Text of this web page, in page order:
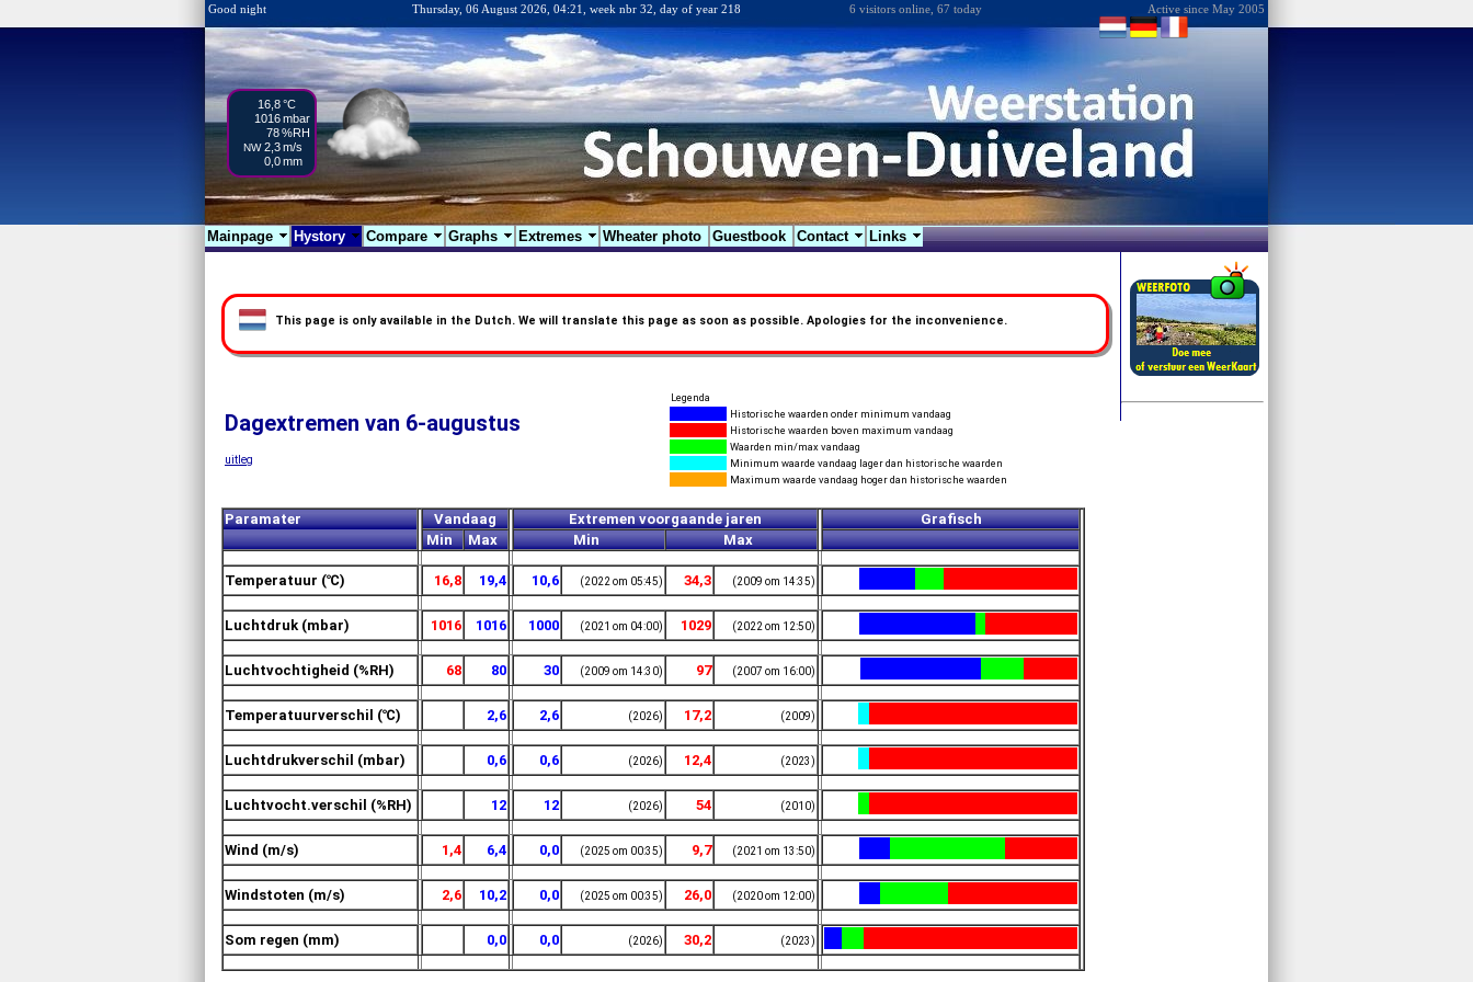
Good night Thursday, 06 August 2026, 04:21, week nbr 32, day of year 218 6 visitors online, 67 today Active since May 2005
16,8°C
1016mbar
78%RH
NW2,3m/s
0,0mm
Mainpage Hystory Compare Graphs Extremes Wheater photo Guestbook Contact Links
This page is only available in the Dutch. We will translate this page as soon as possible. Apologies for the inconvenience.
Dagextremen van 6-augustus
uitleg
Legenda
Historische waarden onder minimum vandaag
Historische waarden boven maximum vandaag
Waarden min/max vandaag
Minimum waarde vandaag lager dan historische waarden
Maximum waarde vandaag hoger dan historische waarden
Paramater Vandaag Extremen voorgaande jaren
Grafisch
Min Max Min Max
Temperatuur (℃) 16,8 19,4 10,6 (2022 om 05:45) 34,3 (2009 om 14:35)
Luchtdruk (mbar) 1016 1016 1000 (2021 om 04:00) 1029 (2022 om 12:50)
Luchtvochtigheid (%RH) 68 80 30 (2009 om 14:30) 97 (2007 om 16:00)
Temperatuurverschil (℃) 2,6 2,6 (2026) 17,2 (2009)
Luchtdrukverschil (mbar) 0,6 0,6 (2026) 12,4 (2023)
Luchtvocht.verschil (%RH) 12 12 (2026) 54 (2010)
Wind (m/s) 1,4 6,4 0,0 (2025 om 00:35) 9,7 (2021 om 13:50)
Windstoten (m/s) 2,6 10,2 0,0 (2025 om 00:35) 26,0 (2020 om 12:00)
Som regen (mm) 0,0 0,0 (2026) 30,2 (2023)